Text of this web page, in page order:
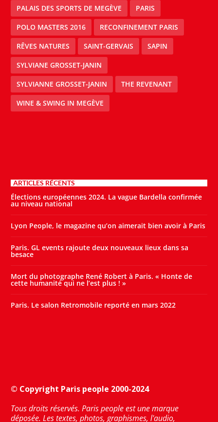
PALAIS DES SPORTS DE MEGÈVE PARIS
POLO MASTERS 2016 RECONFINEMENT PARIS
RÊVES NATURES SAINT-GERVAIS SAPIN
SYLVIANE GROSSET-JANIN
SYLVIANNE GROSSET-JANIN THE REVENANT
WINE & SWING IN MEGÈVE
ARTICLES RÉCENTS
Élections européennes 2024. La vague Bardella confirmée
au niveau national
Lyon People, le magazine qu’on aimerait bien avoir à Paris
Paris. GL events rajoute deux nouveaux lieux dans sa
besace
Mort du photographe René Robert à Paris. « Honte de
cette humanité qui ne l’est plus ! »
Paris. Le salon Retromobile reporté en mars 2022
© Copyright Paris people 2000-2024
Tous droits réservés. Paris people est une marque
déposée. Les textes, photos, graphismes, l'audio,